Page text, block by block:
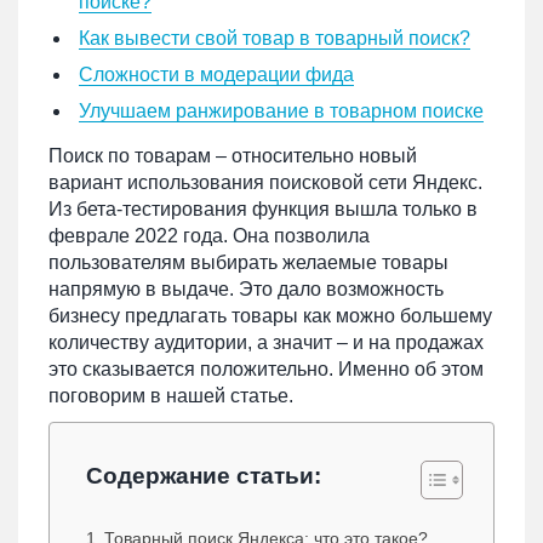
Как вывести свой товар в товарный поиск?
Сложности в модерации фида
Улучшаем ранжирование в товарном поиске
Поиск по товарам – относительно новый
вариант использования поисковой сети Яндекс.
Из бета-тестирования функция вышла только в
феврале 2022 года. Она позволила
пользователям выбирать желаемые товары
напрямую в выдаче. Это дало возможность
бизнесу предлагать товары как можно большему
количеству аудитории, а значит – и на продажах
это сказывается положительно. Именно об этом
поговорим в нашей статье.
Содержание статьи:
Товарный поиск Яндекса: что это такое?